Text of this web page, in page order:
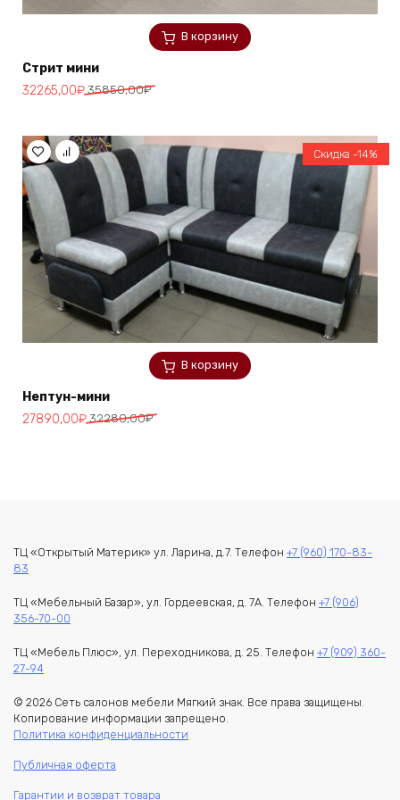
В корзину
Стрит мини
35850,00₽
Первоначальная
35850,00₽.
32265,00₽
Текущая
В корзину
Скидка -14%
Нептун-мини
32280,00₽
Первоначальная
27890,00₽
Текущая
ТЦ «Открытый Материк» ул. Ларина, д.7. Телефон +7 (960) 170-83-
83
ТЦ «Мебельный Базар», ул. Гордеевская, д. 7А. Телефон +7 (906)
356-70-00
ТЦ «Мебель Плюс», ул. Переходникова, д. 25. Телефон +7 (909) 360-
27-94
© 2026 Сеть салонов мебели Мягкий знак. Все права защищены.
Копирование информации запрещено.
Политика конфиденциальности
Публичная оферта
Гарантии и возврат товара